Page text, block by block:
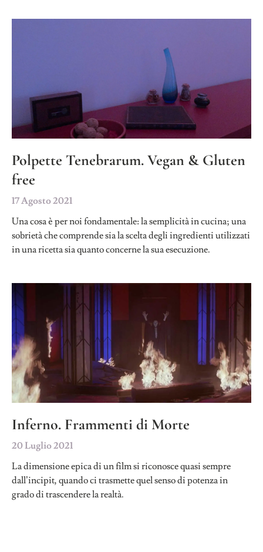
Polpette Tenebrarum. Vegan & Gluten
free
17 Agosto 2021
Una cosa è per noi fondamentale: la semplicità in cucina; una
sobrietà che comprende sia la scelta degli ingredienti utilizzati
in una ricetta sia quanto concerne la sua esecuzione.
Inferno. Frammenti di Morte
20 Luglio 2021
La dimensione epica di un film si riconosce quasi sempre
dall’incipit, quando ci trasmette quel senso di potenza in
grado di trascendere la realtà.